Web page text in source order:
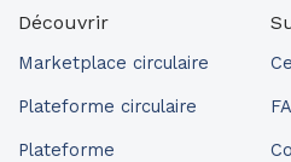
Découvrir
Marketplace circulaire
Plateforme circulaire
Plateforme